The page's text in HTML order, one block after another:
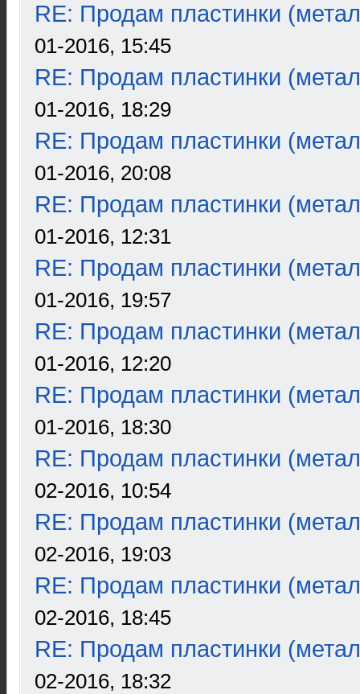
RE: Продам пластинки
01-2016, 15:45
RE: Продам пластинки
01-2016, 18:29
RE: Продам пластинки
01-2016, 20:08
RE: Продам пластинки
01-2016, 12:31
RE: Продам пластинки
01-2016, 19:57
RE: Продам пластинки
01-2016, 12:20
RE: Продам пластинки
01-2016, 18:30
RE: Продам пластинки
02-2016, 10:54
RE: Продам пластинки
02-2016, 19:03
RE: Продам пластинки
02-2016, 18:45
RE: Продам пластинки
02-2016, 18:32